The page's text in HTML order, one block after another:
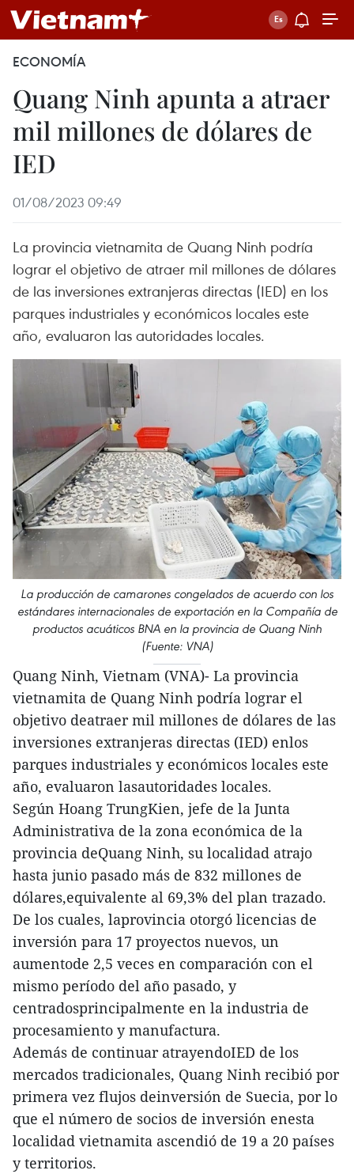
ECONOMÍA
Quang Ninh apunta a atraer
mil millones de dólares de
IED
01/08/2023 09:49
La provincia vietnamita de Quang Ninh podría
lograr el objetivo de atraer mil millones de dólares
de las inversiones extranjeras directas (IED) en los
parques industriales y económicos locales este
año, evaluaron las autoridades locales.
La producción de camarones congelados de acuerdo con los
estándares internacionales de exportación en la Compañía de
productos acuáticos BNA en la provincia de Quang Ninh
(Fuente: VNA)
Quang Ninh, Vietnam (VNA)- La provincia
vietnamita de Quang Ninh podría lograr el
objetivo deatraer mil millones de dólares de las
inversiones extranjeras directas (IED) enlos
parques industriales y económicos locales este
año, evaluaron lasautoridades locales.
Según Hoang TrungKien, jefe de la Junta
Administrativa de la zona económica de la
provincia deQuang Ninh, su localidad atrajo
hasta junio pasado más de 832 millones de
dólares,equivalente al 69,3% del plan trazado.
De los cuales, laprovincia otorgó licencias de
inversión para 17 proyectos nuevos, un
aumentode 2,5 veces en comparación con el
mismo período del año pasado, y
centradosprincipalmente en la industria de
procesamiento y manufactura.
Además de continuar atrayendoIED de los
mercados tradicionales, Quang Ninh recibió por
primera vez flujos deinversión de Suecia, por lo
que el número de socios de inversión enesta
localidad vietnamita ascendió de 19 a 20 países
y territorios.